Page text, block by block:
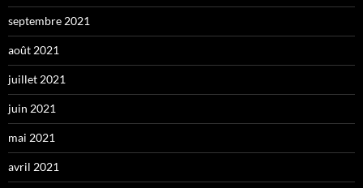
septembre 2021
août 2021
juillet 2021
juin 2021
mai 2021
avril 2021